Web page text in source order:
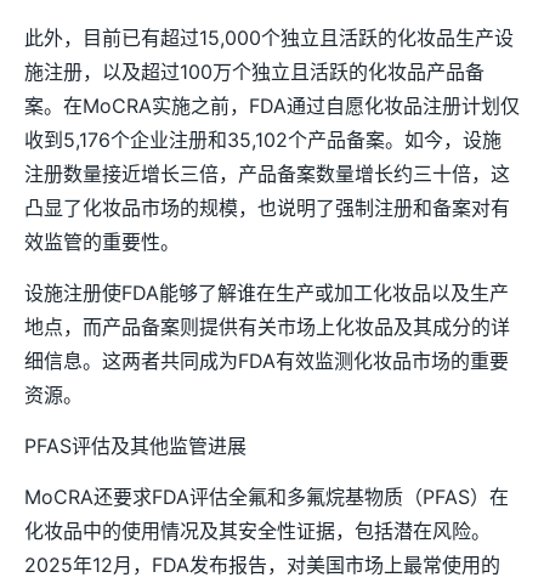
此外，目前已有超过15,000个独立且活跃的化妆品生产设
施注册，以及超过100万个独立且活跃的化妆品产品备
案。在MoCRA实施之前，FDA通过自愿化妆品注册计划仅
收到5,176个企业注册和35,102个产品备案。如今，设施
注册数量接近增长三倍，产品备案数量增长约三十倍，这
凸显了化妆品市场的规模，也说明了强制注册和备案对有
效监管的重要性。
设施注册使FDA能够了解谁在生产或加工化妆品以及生产
地点，而产品备案则提供有关市场上化妆品及其成分的详
细信息。这两者共同成为FDA有效监测化妆品市场的重要
资源。
PFAS评估及其他监管进展
MoCRA还要求FDA评估全氟和多氟烷基物质（PFAS）在
化妆品中的使用情况及其安全性证据，包括潜在风险。
2025年12月，FDA发布报告，对美国市场上最常使用的